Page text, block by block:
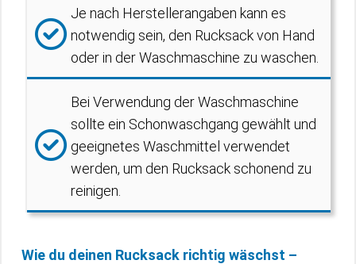
Je nach Herstellerangaben kann es
notwendig sein, den Rucksack von Hand
oder in der Waschmaschine zu waschen.
Bei Verwendung der Waschmaschine
sollte ein Schonwaschgang gewählt und
geeignetes Waschmittel verwendet
werden, um den Rucksack schonend zu
reinigen.
Wie du deinen Rucksack richtig wäschst –